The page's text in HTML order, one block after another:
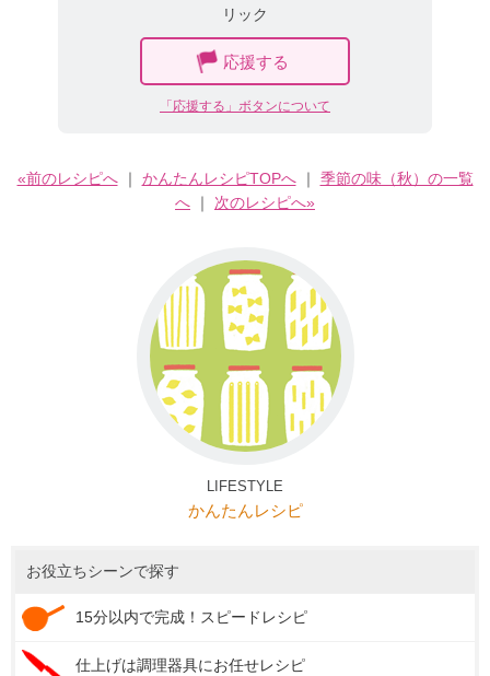
リック
応援する
「応援する」ボタンについて
«前のレシピへ｜ かんたんレシピTOPへ｜ 季節の味（秋）の一覧
へ ｜ 次のレシピへ»
LIFESTYLE
かんたんレシピ
お役立ちシーンで探す
15分以内で完成！スピードレシピ
仕上げは調理器具にお任せレシピ